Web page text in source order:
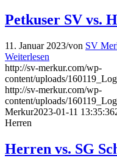
Petkuser SV vs.
11. Januar 2023/von SV
Weiterlesen
http://sv-merkur.com/wp-
content/uploads/
http://sv-merkur.com/wp-
content/uploads/
Merkur2023-01-11 13:35:36
Herren
Herren vs. SG